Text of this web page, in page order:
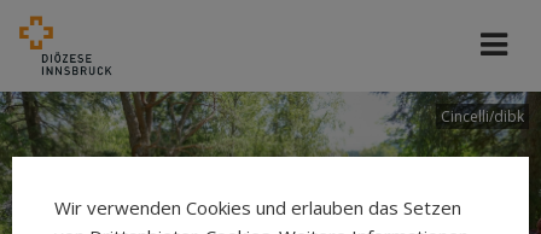
Cincelli/dibk
Wir verwenden Cookies und erlauben das Setzen